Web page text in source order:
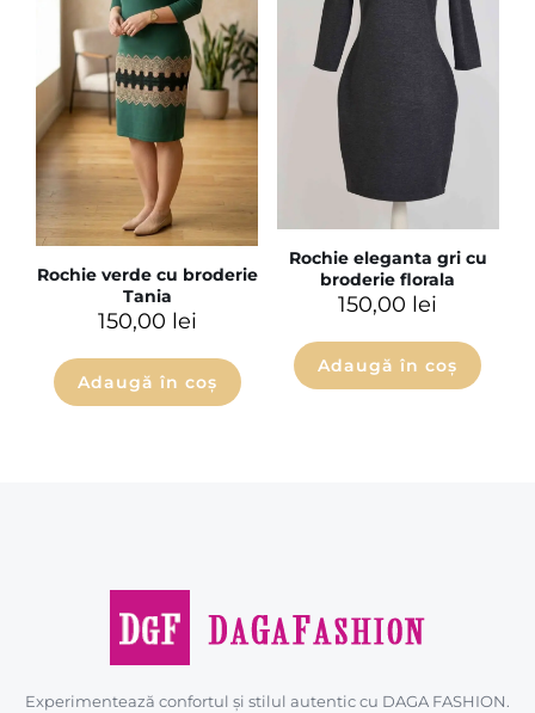
Rochie verde cu broderie
Tania
150,00 lei
Adaugă în coș
Rochie eleganta gri cu
broderie florala
150,00 lei
Adaugă în coș
Experimentează confortul și stilul autentic cu DAGA FASHION.